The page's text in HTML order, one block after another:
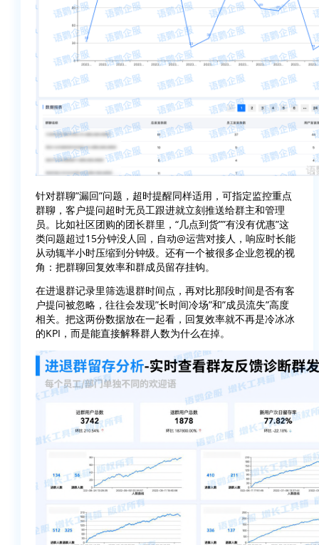
针对群聊”漏回”问题，超时提醒同样适用，可指定监控重点
群聊，客户提问超时无员工跟进就立刻推送给群主和管理
员。比如社区团购的团长群里，“几点到货””有没有优惠”这
类问题超过15分钟没人回，自动@运营对接人，响应时长能
从动辄半小时压缩到分钟级。还有一个被很多企业忽视的视
角：把群聊回复效率和群成员留存挂钩。
在进退群记录里筛选退群时间点，再对比那段时间是否有客
户提问被忽略，往往会发现”长时间冷场”和”成员流失”高度
相关。把这两份数据放在一起看，回复效率就不再是冷冰冰
的KPI，而是能直接解释群人数为什么在掉。